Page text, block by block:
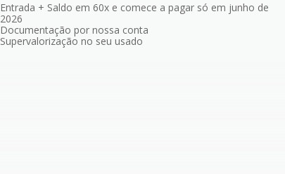
Entrada + Saldo em 60x e comece a pagar só em junho de
2026
Documentação por nossa conta
Supervalorização no seu usado